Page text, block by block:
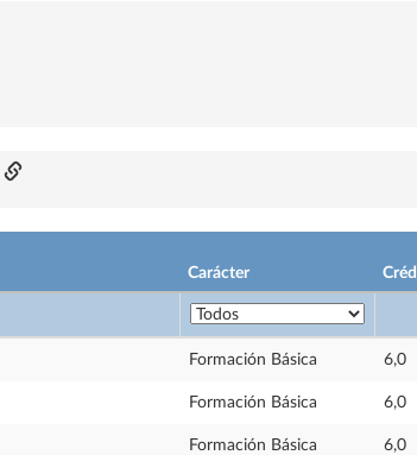
Carácter
Formación Básica 6,0
Formación Básica 6,0
Formación Básica 6,0